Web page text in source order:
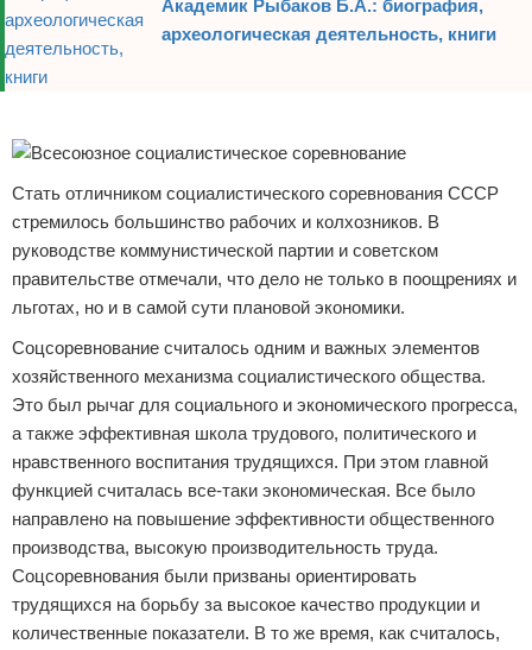
Академик Рыбаков Б.А.: биография,
археологическая деятельность, книги
Стать отличником социалистического соревнования СССР
стремилось большинство рабочих и колхозников. В
руководстве коммунистической партии и советском
правительстве отмечали, что дело не только в поощрениях и
льготах, но и в самой сути плановой экономики.
Соцсоревнование считалось одним и важных элементов
хозяйственного механизма социалистического общества.
Это был рычаг для социального и экономического прогресса,
а также эффективная школа трудового, политического и
нравственного воспитания трудящихся. При этом главной
функцией считалась все-таки экономическая. Все было
направлено на повышение эффективности общественного
производства, высокую производительность труда.
Соцсоревнования были призваны ориентировать
трудящихся на борьбу за высокое качество продукции и
количественные показатели. В то же время, как считалось,